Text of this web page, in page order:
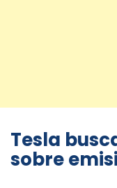
Tesla
sobre